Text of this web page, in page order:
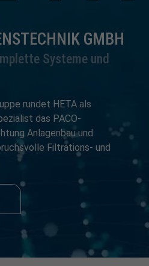
GMBH
Systeme und
rundet HETA als
das PACO-
Anlagenbau und
Filtrations- und